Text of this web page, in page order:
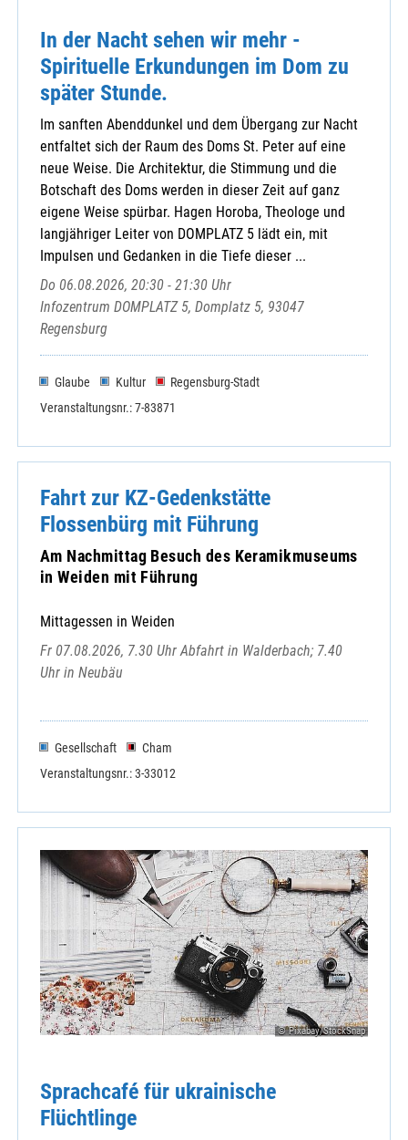
In der Nacht sehen wir mehr -
Spirituelle Erkundungen im Dom zu
später Stunde.
Im sanften Abenddunkel und dem Übergang zur Nacht
entfaltet sich der Raum des Doms St. Peter auf eine
neue Weise. Die Architektur, die Stimmung und die
Botschaft des Doms werden in dieser Zeit auf ganz
eigene Weise spürbar. Hagen Horoba, Theologe und
langjähriger Leiter von DOMPLATZ 5 lädt ein, mit
Impulsen und Gedanken in die Tiefe dieser ...
Do 06.08.2026, 20:30 - 21:30 Uhr
Infozentrum DOMPLATZ 5, Domplatz 5, 93047
Regensburg
Glaube Kultur
Regensburg-Stadt
Veranstaltungsnr.: 7-83871
Fahrt zur KZ-Gedenkstätte
Flossenbürg mit Führung
Am Nachmittag Besuch des Keramikmuseums
in Weiden mit Führung
Mittagessen in Weiden
Fr 07.08.2026, 7.30 Uhr Abfahrt in Walderbach; 7.40
Uhr in Neubäu
Gesellschaft
Cham
Veranstaltungsnr.: 3-33012
© Pixabay/StockSnap
Sprachcafé für ukrainische
Flüchtlinge